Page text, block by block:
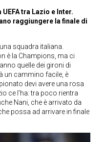
tra Lazio e Inter.
raggiungere la finale di
squadra italiana.
è la Champions, ma ci
quelle dei gironi di
un cammino facile, è
devi avere una rosa
ce l’ha: tra poco rientra
Nani, che è arrivato da
possa ad arrivare in finale